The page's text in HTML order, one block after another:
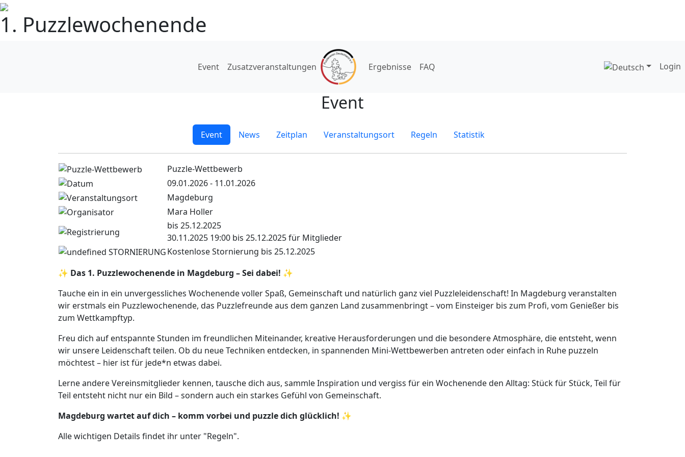
1. Puzzlewochenende
Event Zusatzveranstaltungen Ergebnisse FAQ Login
Event
Event News Zeitplan Veranstaltungsort Regeln Statistik
Puzzle-Wettbewerb
09.01.2026 - 11.01.2026
Magdeburg
Mara Holler
bis 25.12.2025
30.11.2025 19:00 bis 25.12.2025 für Mitglieder
Kostenlose Stornierung bis 25.12.2025
✨ Das 1. Puzzlewochenende in Magdeburg – Sei dabei! ✨
Tauche ein in ein unvergessliches Wochenende voller Spaß, Gemeinschaft und natürlich ganz viel Puzzleleidenschaft! In Magdeburg veranstalten
wir erstmals ein Puzzlewochenende, das Puzzlefreunde aus dem ganzen Land zusammenbringt – vom Einsteiger bis zum Profi, vom Genießer bis
zum Wettkampftyp.
Freu dich auf entspannte Stunden im freundlichen Miteinander, kreative Herausforderungen und die besondere Atmosphäre, die entsteht, wenn
wir unsere Leidenschaft teilen. Ob du neue Techniken entdecken, in spannenden Mini-Wettbewerben antreten oder einfach in Ruhe puzzeln
möchtest – hier ist für jede*n etwas dabei.
Lerne andere Vereinsmitglieder kennen, tausche dich aus, sammle Inspiration und vergiss für ein Wochenende den Alltag: Stück für Stück, Teil für
Teil entsteht nicht nur ein Bild – sondern auch ein starkes Gefühl von Gemeinschaft.
Magdeburg wartet auf dich – komm vorbei und puzzle dich glücklich! ✨
Alle wichtigen Details findet ihr unter "Regeln".